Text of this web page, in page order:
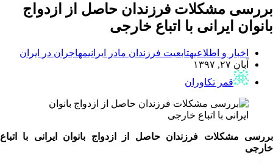
بررسی مشکلات فرزندان حاصل از ازدواج
بانوان ایرانی با اتباع خارجی
اخبار و اطلاعیهتابعیت فرزندان مادر ایرانیمهاجران در ایران
آبان ۲۷, ۱۳۹۷
قمر تکاوران
بررسی مشکلات فرزندان حاصل از ازدواج بانوان ایرانی با اتباع
خارجی